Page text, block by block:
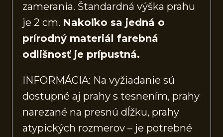
zamerania. Štandardná výška prahu
je 2 cm. Nakoľko sa jedná o
prírodný materiál farebná
odlišnosť je prípustná.
INFORMÁCIA: Na vyžiadanie sú
dostupné aj prahy s tesnením, prahy
narezané na presnú dĺžku, prahy
atypických rozmerov – je potrebné